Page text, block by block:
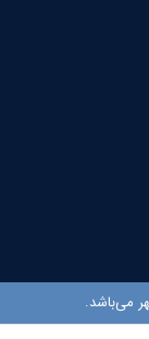
می‌باشد.